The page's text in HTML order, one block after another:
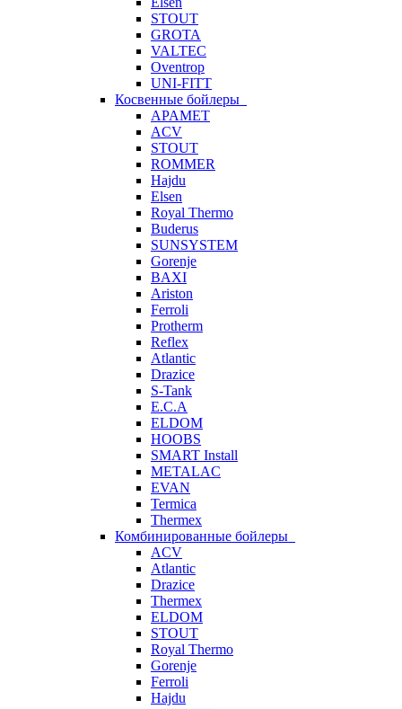
STOUT
GROTA
VALTEC
Oventrop
UNI-FITT
Косвенные бойлеры
APAMET
ACV
STOUT
ROMMER
Hajdu
Elsen
Royal Thermo
Buderus
SUNSYSTEM
Gorenje
BAXI
Ariston
Ferroli
Protherm
Reflex
Atlantic
Drazice
S-Tank
E.C.A
ELDOM
HOOBS
SMART Install
METALAC
EVAN
Termica
Thermex
Комбинированные бойлеры
ACV
Atlantic
Drazice
Thermex
ELDOM
STOUT
Royal Thermo
Gorenje
Ferroli
Hajdu